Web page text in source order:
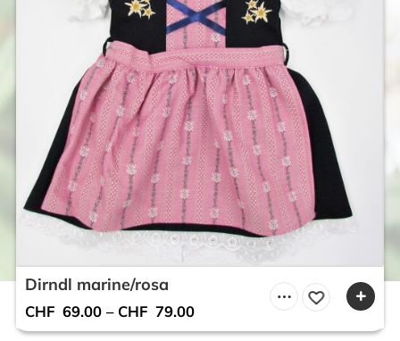
Dirndl marine/rosa
CHF 69.00 – CHF 79.00